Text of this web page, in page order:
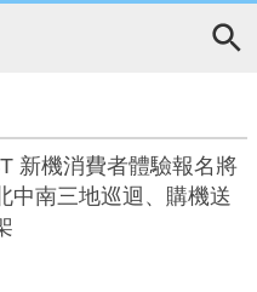
新機消費者體驗報名將
中南三地巡迴、購機送